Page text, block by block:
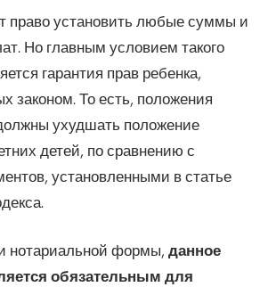
право установить любые суммы и
Но главным условием такого
гарантия прав ребенка,
законом. То есть, положения
ухудшать положение
детей, по сравнению с
установленными в статье
нотариальной формы,данное
обязательным для